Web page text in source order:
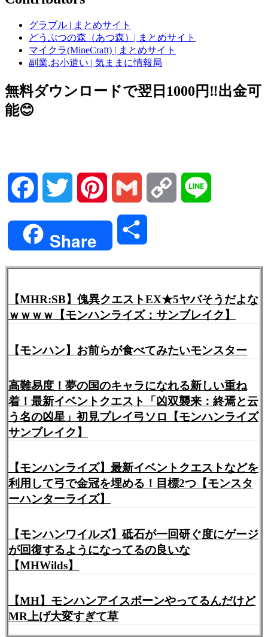
グラブル | まとめサイト
どうぶつの森（あつ森）| まとめサイト
マイクラ(MineCraft) | まとめサイト
副業,お小遣い | 気ままに情報局
無料ダウンロードで翌日1000円‼️出金可
能😊
Facebook Twitter Pinterest Gmail Copy
Share
【MHR:SB】傀異クエストEX★5ヤバそうだよな
ｗｗｗｗ【モンハンライズ：サンブレイク】
【モンハン】お前らが食べてみたいモンスター
高難易度！夢の国のキャラになれる新しい重ね
着！最新イベントクエスト「凶双襲来：終焉と云
う名の凶星」初見プレイ弓ソロ【モンハンライズ
サンブレイク】
【モンハンライズ】最新イベントクエストなどを
利用して弓で金冠を埋める！目標2つ【モンスタ
ーハンターライズ】
【モンハンワイルズ】砥石が一回研ぐ度にゲージ
が回復するようになってるの良いな
【MHWilds】
【MH】モンハンアイスボーンやってるんだけど
MR上げ大変すぎて草